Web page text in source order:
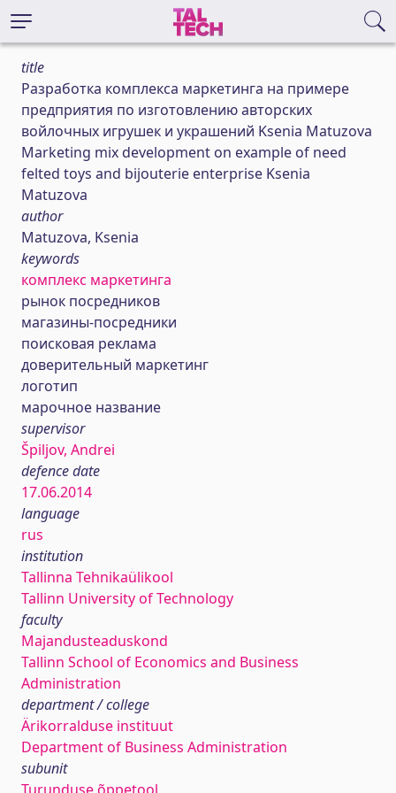
title
Разработка комплекса маркетинга на примере
предприятия по изготовлению авторских
войлочных игрушек и украшений Ksenia Matuzova
Marketing mix development on example of need
felted toys and bijouterie enterprise Ksenia
Matuzova
author
Matuzova, Ksenia
keywords
комплекс маркетинга
рынок посредников
магазины-посредники
поисковая реклама
доверительный маркетинг
логотип
марочное название
supervisor
Špiljov, Andrei
defence date
17.06.2014
language
rus
institution
Tallinna Tehnikaülikool
Tallinn University of Technology
faculty
Majandusteaduskond
Tallinn School of Economics and Business
Administration
department / college
Ärikorralduse instituut
Department of Business Administration
subunit